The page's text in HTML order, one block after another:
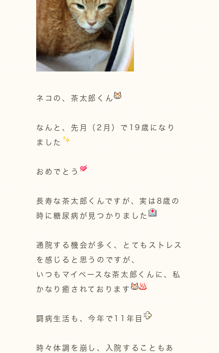
ネコの、茶太郎くん
なんと、先月（2月）で19歳になり
ました
おめでとう
長寿な茶太郎くんですが、実は8歳の
時に糖尿病が見つかりました
通院する機会が多く、とてもストレス
を感じると思うのですが、
いつもマイペースな茶太郎くんに、私
かなり癒されております
闘病生活も、今年で11年目
時々体調を崩し、入院することもあ